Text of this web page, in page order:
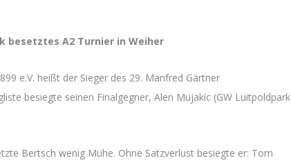
besetztes A2 Turnier in Weiher
e.V. heißt der Sieger des 29. Manfred Gärtner
besiegte seinen Finalgegner, Alen Mujakic (GW Luitpoldpark
Bertsch wenig Mühe. Ohne Satzverlust besiegte er: Tom